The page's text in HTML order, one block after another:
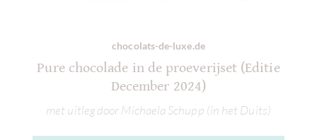
chocolats-de-luxe.de
Pure chocolade in de proeverijset (Editie
December 2024)
met uitleg door Michaela Schupp (in het Duits)